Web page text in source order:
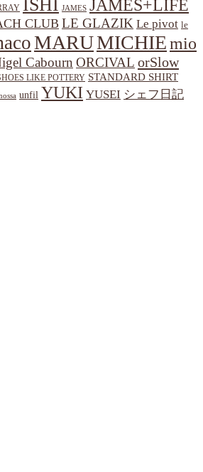
ISHI JAMES JAMES+LIFE
CLUB LE GLAZIK Le pivot le
MARUMICHIEmio
Cabourn ORCIVAL orSlow
LIKE POTTERY STANDARD SHIRT
unfil YUKI YUSEI シェフ日記